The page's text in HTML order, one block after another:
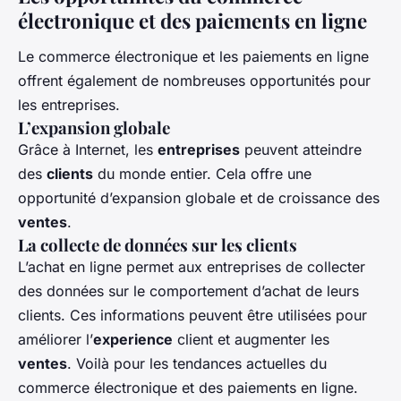
électronique et des paiements en ligne
Le commerce électronique et les paiements en ligne
offrent également de nombreuses opportunités pour
les entreprises.
L’expansion globale
Grâce à Internet, les entreprises peuvent atteindre
des clients du monde entier. Cela offre une
opportunité d’expansion globale et de croissance des
ventes.
La collecte de données sur les clients
L’achat en ligne permet aux entreprises de collecter
des données sur le comportement d’achat de leurs
clients. Ces informations peuvent être utilisées pour
améliorer l’experience client et augmenter les
ventes. Voilà pour les tendances actuelles du
commerce électronique et des paiements en ligne.